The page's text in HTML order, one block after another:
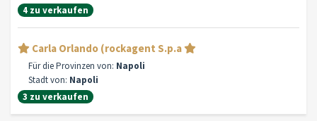
4 zu verkaufen
Carla Orlando (rockagent S.p.a
Für die Provinzen von: Napoli
Stadt von: Napoli
3 zu verkaufen